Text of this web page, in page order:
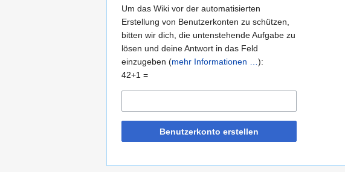
Um das Wiki vor der automatisierten
Erstellung von Benutzerkonten zu schützen,
bitten wir dich, die untenstehende Aufgabe zu
lösen und deine Antwort in das Feld
einzugeben (mehr Informationen …):
42+1 =
Benutzerkonto erstellen